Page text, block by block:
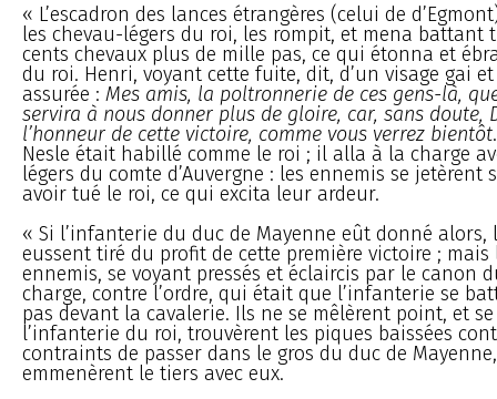
« L’escadron des lances étrangères (celui de
les chevau-légers du roi, les rompit, et mena battant
cents chevaux plus de mille pas, ce qui étonna et
du roi. Henri, voyant cette fuite, dit, d’un visage gai
assurée : Mes amis, la poltronnerie de ces gens-là,
servira à nous donner plus de gloire, car, sans doute,
l’honneur de cette victoire, comme vous verrez bientôt
Nesle était habillé comme le roi ; il alla à la charge
légers du comte d’Auvergne : les ennemis se
avoir tué le roi, ce qui excita leur ardeur.
« Si l’infanterie du duc de Mayenne eût donné alors,
eussent tiré du profit de cette première victoire ; mais
ennemis, se voyant pressés et éclaircis par le canon
charge, contre l’ordre, qui était que l’infanterie se
pas devant la cavalerie. Ils ne se mêlèrent point, et
l’infanterie du roi, trouvèrent les piques baissées
contraints de passer dans le gros du duc de
emmenèrent le tiers avec eux.